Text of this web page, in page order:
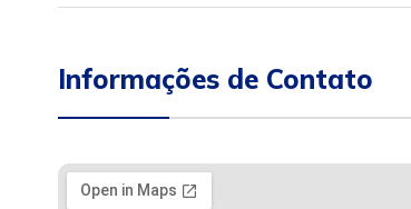
Informações de Contato